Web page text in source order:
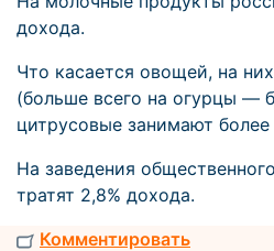
дохода.
Что касается овощей, на
(больше всего на огурцы —
цитрусовые занимают
На заведения
тратят 2,8% дохода.
Комментировать